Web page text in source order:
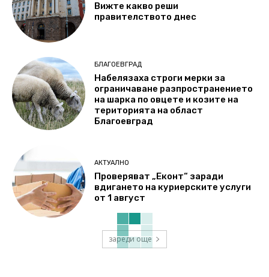
Вижте какво реши
правителството днес
БЛАГОЕВГРАД
Набелязаха строги мерки за
ограничаване разпространението
на шарка по овцете и козите на
територията на област
Благоевград
АКТУАЛНО
Проверяват „Еконт“ заради
вдигането на куриерските услуги
от 1 август
зареди още